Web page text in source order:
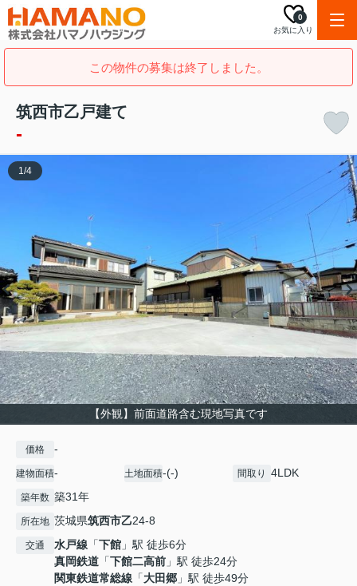
お気に入り
0
この物件の募集は終了しました。
筑西市乙戸建て
-
【外観】前面道路含む現地写真です
1/4
価格 -
建物面積- 土地面積-(-) 間取り 4LDK
築年数 築31年
所在地 茨城県筑西市乙24-8
交通 水戸線 「下館 」駅 徒歩6分
真岡鉄道 「下館二高前 」駅 徒歩24分
関東鉄道常総線 「大田郷 」駅 徒歩49分